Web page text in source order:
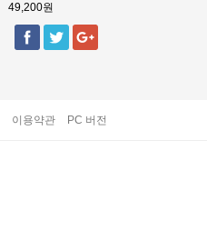
49,200원
이용약관 PC 버전